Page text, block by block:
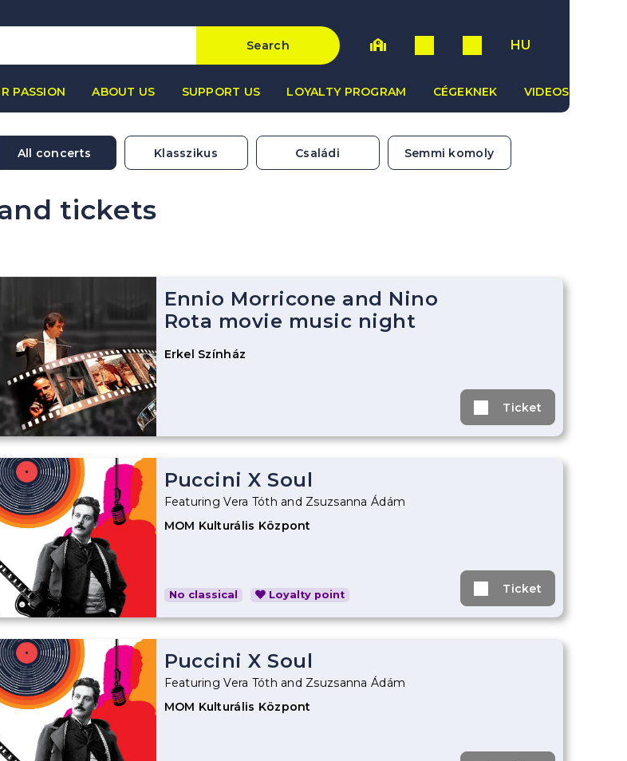
Search HU
PASSION ABOUT US SUPPORT US LOYALTY PROGRAM CÉGEKNEK VIDEOS
All concerts Klasszikus Családi Semmi komoly
tickets
Ennio Morricone and Nino
Rota movie music night
Erkel Színház
Ticket
Puccini X Soul
Featuring Vera Tóth and Zsuzsanna Ádám
MOM Kulturális Központ
No classical Loyalty point Ticket
Puccini X Soul
Featuring Vera Tóth and Zsuzsanna Ádám
MOM Kulturális Központ